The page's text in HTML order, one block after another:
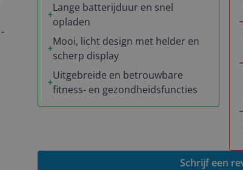
Lange batterijduur en snel
opladen
Mooi, licht design met helder en
scherp display
Uitgebreide en betrouwbare
fitness- en gezondheidsfuncties
Schrijf een